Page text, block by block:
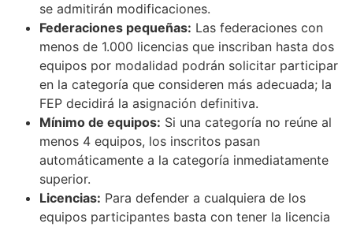
se admitirán modificaciones.
Federaciones pequeñas: Las federaciones con
menos de 1.000 licencias que inscriban hasta dos
equipos por modalidad podrán solicitar participar
en la categoría que consideren más adecuada; la
FEP decidirá la asignación definitiva.
Mínimo de equipos: Si una categoría no reúne al
menos 4 equipos, los inscritos pasan
automáticamente a la categoría inmediatamente
superior.
Licencias: Para defender a cualquiera de los
equipos participantes basta con tener la licencia